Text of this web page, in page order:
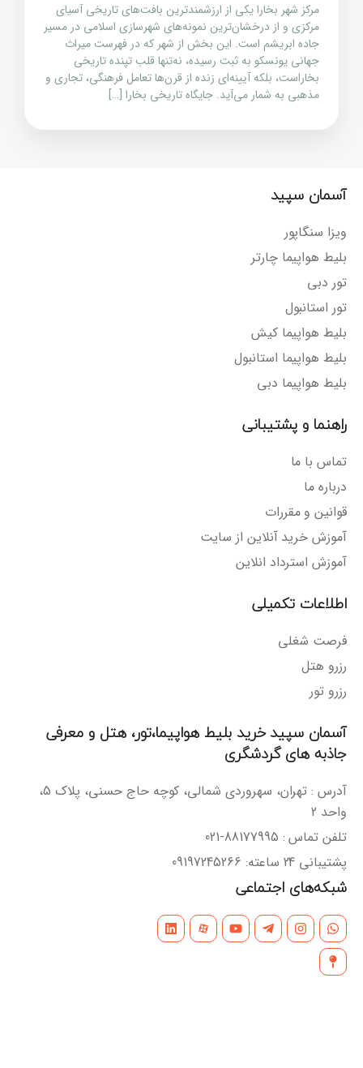
مرکز شهر بخارا یکی از ارزشمندترین بافت‌های تاریخی آسیای
مرکزی و از درخشان‌ترین نمونه‌های شهرسازی اسلامی در مسیر
جاده ابریشم است. این بخش از شهر که در فهرست میراث
جهانی یونسکو به ثبت رسیده، نه‌تنها قلب تپنده تاریخی
بخاراست، بلکه آیینه‌ای زنده از قرن‌ها تعامل فرهنگی، تجاری و
مذهبی به شمار می‌آید. جایگاه تاریخی بخارا […]
آسمان سپید
ویزا سنگاپور
بلیط هواپیما چارتر
تور دبی
تور استانبول
بلیط هواپیما کیش
بلیط هواپیما استانبول
بلیط هواپیما دبی
راهنما و پشتیبانی
تماس با ما
درباره ما
قوانین و مقررات
آموزش خرید آنلاین از سایت
آموزش استرداد انلاین
اطلاعات تکمیلی
فرصت شغلی
رزرو هتل
رزرو تور
آسمان سپید خرید بلیط هواپیما،تور، هتل و معرفی
جاذبه های گردشگری
آدرس : تهران، سهروردی شمالی، کوچه حاج حسنی، پلاک 5،
واحد 2
تلفن تماس : 88177995-021
پشتیبانی 24 ساعته: 09197245266
شبکه‌های اجتماعی